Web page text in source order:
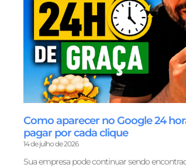
Como aparecer no Google 24
pagar por cada clique
14 de julho de 2026
Sua empresa pode continuar sendo